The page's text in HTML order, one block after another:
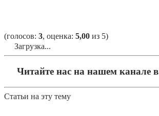
(голосов: 3, оценка: 5,00 из 5)
Загрузка...
Читайте нас на нашем канале в
Статьи на эту тему